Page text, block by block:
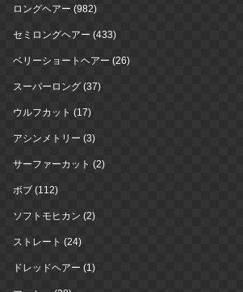
ロングヘアー (982)
セミロングヘアー (433)
ベリーショートヘアー (26)
スーパーロング (37)
ウルフカット (17)
アシンメトリー (3)
サーファーカット (2)
ボブ (112)
ソフトモヒカン (2)
ストレート (24)
ドレッドヘアー (1)